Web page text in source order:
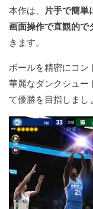
本作は、
片手で簡単
画面操作で直観的で
きます。
ボールを精密にコン
華麗なダンクシュー
て優勝を目指しまし